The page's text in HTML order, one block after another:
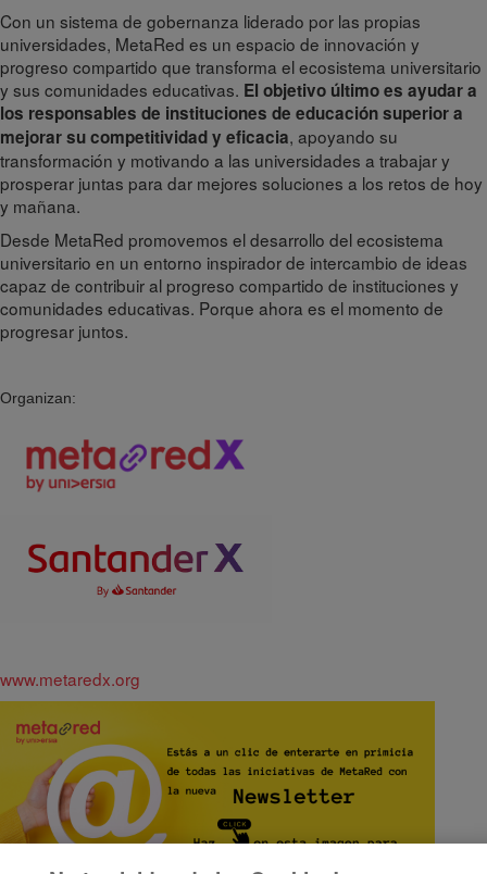
Con un sistema de gobernanza liderado por las propias
universidades, MetaRed es un espacio de innovación y
progreso compartido que transforma el ecosistema universitario
y sus comunidades educativas. El objetivo último es ayudar a
los responsables de instituciones de educación superior a
mejorar su competitividad y eficacia, apoyando su
transformación y motivando a las universidades a trabajar y
prosperar juntas para dar mejores soluciones a los retos de hoy
y mañana.
Desde MetaRed promovemos el desarrollo del ecosistema
universitario en un entorno inspirador de intercambio de ideas
capaz de contribuir al progreso compartido de instituciones y
comunidades educativas. Porque ahora es el momento de
progresar juntos.
Organizan:
www.metaredx.org